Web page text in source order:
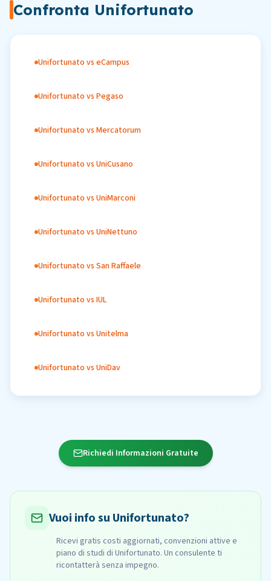
Confronta Unifortunato
Unifortunato vs eCampus
Unifortunato vs Pegaso
Unifortunato vs Mercatorum
Unifortunato vs UniCusano
Unifortunato vs UniMarconi
Unifortunato vs UniNettuno
Unifortunato vs San Raffaele
Unifortunato vs IUL
Unifortunato vs Unitelma
Unifortunato vs UniDav
Richiedi Informazioni Gratuite
Vuoi info su Unifortunato?
Ricevi gratis costi aggiornati, convenzioni attive e
piano di studi di Unifortunato. Un consulente ti
ricontatterà senza impegno.